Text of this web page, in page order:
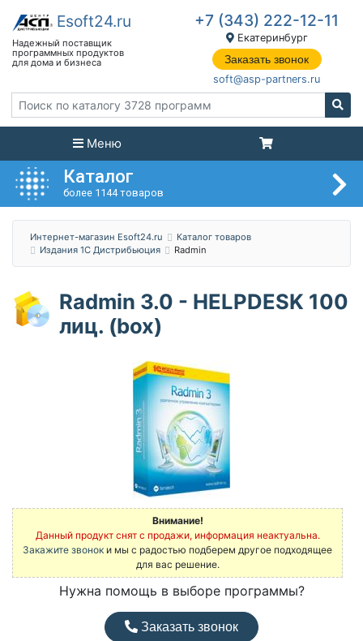
+7 (343) 222-12-11
Екатеринбург
Заказать звонок
soft@asp-partners.ru
Меню
Каталог
более 1144 товаров
Интернет-магазин Esoft24.ru
Каталог товаров
Издания 1C Дистрибьюция
Radmin
Radmin 3.0 - HELPDESK 100
лиц. (box)
Внимание!
Данный продукт снят с продажи, информация неактуальна.
Закажите звонок и мы с радостью подберем другое подходящее
для вас решение.
Нужна помощь в выборе программы?
Заказать звонок